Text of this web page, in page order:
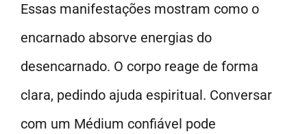
Essas manifestações mostram como o
encarnado absorve energias do
desencarnado. O corpo reage de forma
clara, pedindo ajuda espiritual. Conversar
com um Médium confiável pode